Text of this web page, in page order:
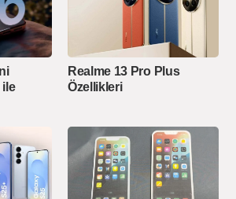
ile
Realme 13 Pro Plus
Özellikleri